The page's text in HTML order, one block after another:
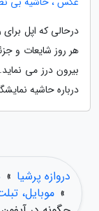
درحالی که اپل
هر روز شایعات و
بیرون درز می
درباره حاشیه نمایشگر آیفون 16 پرو مکس
دروازه پرشیا »
» موبایل،